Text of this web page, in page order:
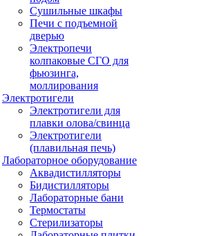
Сушильные шкафы
Печи с подъемной
дверью
Электропечи
колпаковые СГО для
фьюзинга,
моллирования
Электротигели
Электротигели для
плавки олова/свинца
Электротигели
(плавильная печь)
Лабораторное оборудование
Аквадистилляторы
Бидистилляторы
Лабораторные бани
Термостаты
Стерилизаторы